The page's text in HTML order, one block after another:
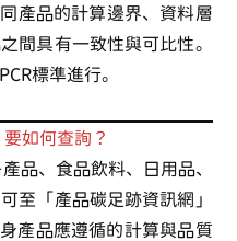
產品的計算邊界、資料層
間具有一致性與可比性。
標準進行。
如何查詢？
品、食品飲料、日用品、
至「產品碳足跡資訊網」
產品應遵循的計算與品質